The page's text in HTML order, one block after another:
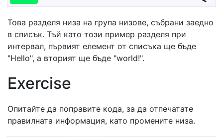
Това разделя низа на група низове, събрани заедно
в списък. Тъй като този пример разделя при
интервал, първият елемент от списъка ще бъде
"Hello", а вторият ще бъде "world!".
Exercise
Опитайте да поправите кода, за да отпечатате
правилната информация, като промените низа.